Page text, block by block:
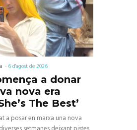
-6 d'agost de 2026
a donar
nova era
The Best’
a posar en marxa una nova